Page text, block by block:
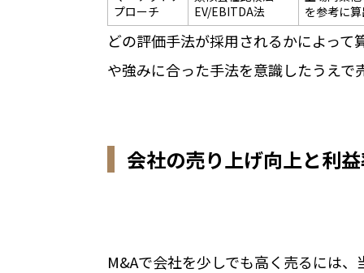
プローチ
EV/EBITDA法
を参考に
どの評価手法が採用されるかによっ
や強みに合った手法を意識したうえ
会社の売り上げ向上と利
M&Aで会社を少しでも高く売るには